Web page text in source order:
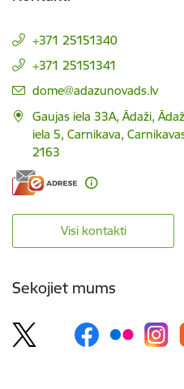
+371 25151340
+371 25151341
E-pasts:
dome@adazunovads.lv
Gaujas iela 33A, Ādaži,
iela 5, Carnikava,
2163
Visi kontakti
Sekojiet mums